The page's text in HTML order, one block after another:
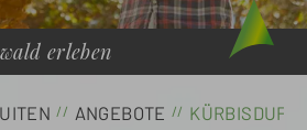
erleben
ANGEBOTE KÜRBISDUFT